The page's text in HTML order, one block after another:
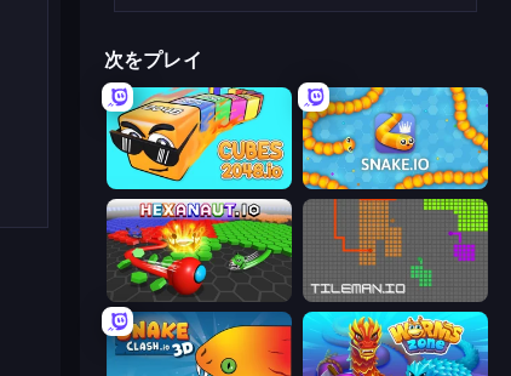
次をプレイ
Cubes 2048.io Snake.io
Hexanaut.io TileMan.io